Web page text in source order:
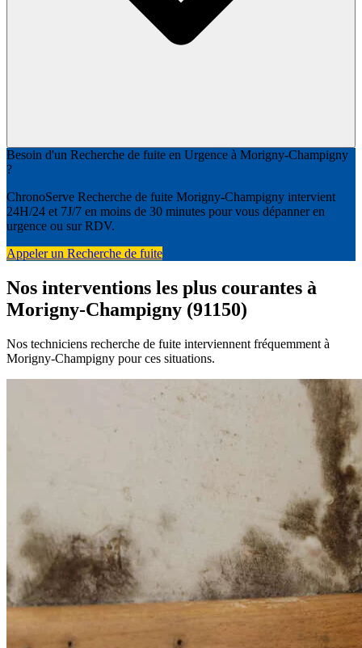
Besoin d'un Recherche de fuite en Urgence à Morigny-Champigny
?
ChronoServe Recherche de fuite Morigny-Champigny intervient
24H/24 et 7J/7 en moins de 30 minutes pour vous dépanner en
urgence ou sur RDV.
Appeler un Recherche de fuite
Nos interventions les plus courantes à
Morigny-Champigny (91150)
Nos techniciens recherche de fuite interviennent fréquemment à
Morigny-Champigny pour ces situations.